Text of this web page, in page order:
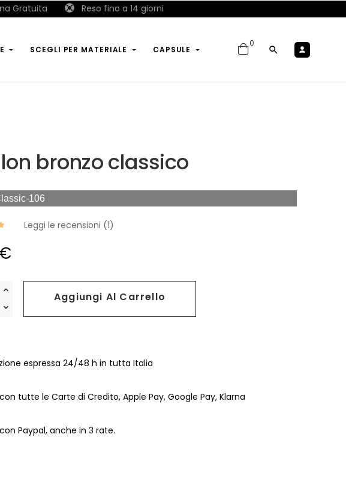
Gratuita Reso fino a 14 giorni
SCEGLI PER MATERIALE CAPSULE
0

bronzo classico
106
Leggi le recensioni (1)
Aggiungi Al Carrello
espressa 24/48 h in tutta Italia
tutte le Carte di Credito, Apple Pay, Google Pay, Klarna
Paypal, anche in 3 rate.